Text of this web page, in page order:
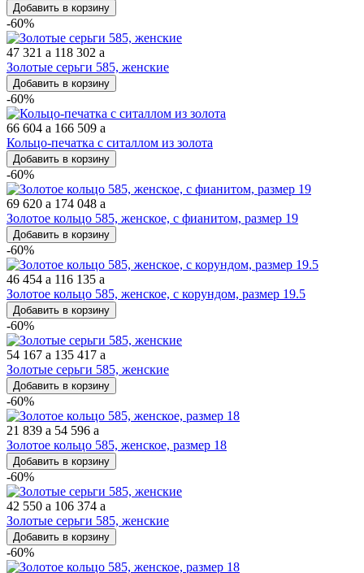
Добавить в корзину
-60%
47 321 a 118 302 a
Золотые серьги 585, женские
Добавить в корзину
-60%
66 604 a 166 509 a
Кольцо-печатка с ситаллом из золота
Добавить в корзину
-60%
69 620 a 174 048 a
Золотое кольцо 585, женское, с фианитом, размер 19
Добавить в корзину
-60%
46 454 a 116 135 a
Золотое кольцо 585, женское, с корундом, размер 19.5
Добавить в корзину
-60%
54 167 a 135 417 a
Золотые серьги 585, женские
Добавить в корзину
-60%
21 839 a 54 596 a
Золотое кольцо 585, женское, размер 18
Добавить в корзину
-60%
42 550 a 106 374 a
Золотые серьги 585, женские
Добавить в корзину
-60%